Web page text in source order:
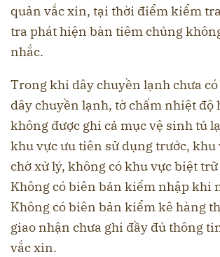
quản vắc xin, tại thời điểm kiểm
tra phát hiện bàn tiêm chủng
nhắc.
Trong khi dây chuyền lạnh chưa
dây chuyền lạnh, tờ chấm nhiệt độ
không được ghi cả mục vệ sinh tủ
khu vực ưu tiên sử dụng trước,
chờ xử lý, không có khu vực biệt
Không có biên bản kiểm nhập khi
Không có biên bản kiểm kê hàng
giao nhận chưa ghi đầy đủ thông
vắc xin.